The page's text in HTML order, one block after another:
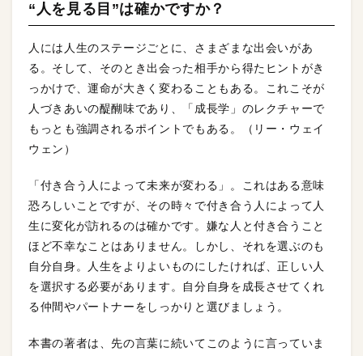
“人を見る目”は確かですか？
人には人生のステージごとに、さまざまな出会いがあ
る。そして、そのとき出会った相手から得たヒントがき
っかけで、運命が大きく変わることもある。これこそが
人づきあいの醍醐味であり、「成長学」のレクチャーで
もっとも強調されるポイントでもある。（リー・ウェイ
ウェン）
「付き合う人によって未来が変わる」。これはある意味
恐ろしいことですが、その時々で付き合う人によって人
生に変化が訪れるのは確かです。嫌な人と付き合うこと
ほど不幸なことはありません。しかし、それを選ぶのも
自分自身。人生をよりよいものにしたければ、正しい人
を選択する必要があります。自分自身を成長させてくれ
る仲間やパートナーをしっかりと選びましょう。
本書の著者は、先の言葉に続いてこのように言っていま